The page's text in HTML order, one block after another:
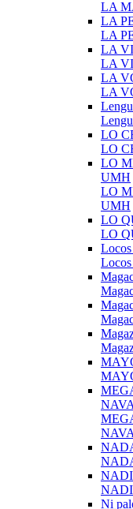
LA
LA
LA
LA
LA
LA
LA
LO
LO
LO
UMH
LO
UMH
LO
LO
Ni